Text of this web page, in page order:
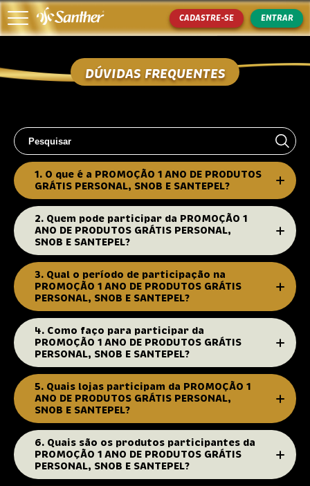
Início
Produtos Participantes
Ganhadores
Regulamento
Fale conosco
Política de Privacidade
CADASTRE-SE ENTRAR
DÚVIDAS FREQUENTES
1. O que é a PROMOÇÃO 1 ANO DE PRODUTOS
GRÁTIS PERSONAL, SNOB E SANTEPEL?
2. Quem pode participar da PROMOÇÃO 1
ANO DE PRODUTOS GRÁTIS PERSONAL,
SNOB E SANTEPEL?
3. Qual o período de participação na
PROMOÇÃO 1 ANO DE PRODUTOS GRÁTIS
PERSONAL, SNOB E SANTEPEL?
4. Como faço para participar da
PROMOÇÃO 1 ANO DE PRODUTOS GRÁTIS
PERSONAL, SNOB E SANTEPEL?
5. Quais lojas participam da PROMOÇÃO 1
ANO DE PRODUTOS GRÁTIS PERSONAL,
SNOB E SANTEPEL?
6. Quais são os produtos participantes da
PROMOÇÃO 1 ANO DE PRODUTOS GRÁTIS
PERSONAL, SNOB E SANTEPEL?